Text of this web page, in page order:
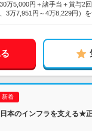
万5,000円＋諸手当＋賞与2
3万7,951円～4万8,229円）
本のインフラを支える★